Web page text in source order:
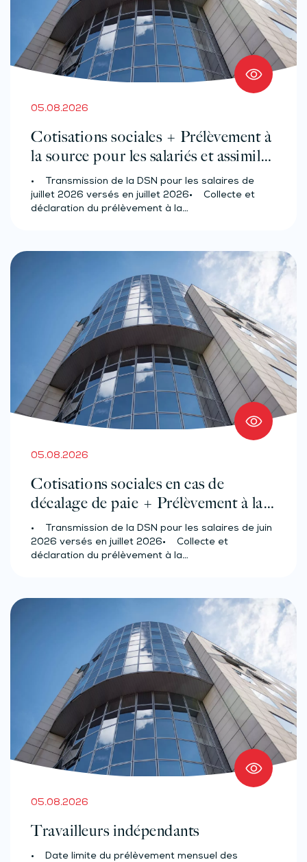
05.08.2026
Cotisations sociales + Prélèvement à
la source pour les salariés et assimilés
(effectif d’au moins 50 salariés)
• Transmission de la DSN pour les salaires de
juillet 2026 versés en juillet 2026• Collecte et
déclaration du prélèvement à la…
05.08.2026
Cotisations sociales en cas de
décalage de paie + Prélèvement à la
source des salariés et assimilés
(effectif d’au moins 50 salariés)
• Transmission de la DSN pour les salaires de juin
2026 versés en juillet 2026• Collecte et
déclaration du prélèvement à la…
05.08.2026
Travailleurs indépendants
• Date limite du prélèvement mensuel des